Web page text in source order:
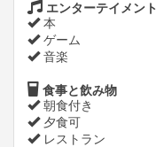
エンターテイメント
本
ゲーム
音楽
食事と飲み物
朝食付き
夕食可
レストラン